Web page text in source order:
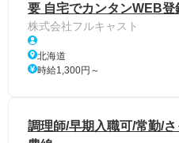
要 自宅でカンタンWEB登
株式会社フルキャスト
北海道
時給1,300円～
調理師/早期入職可/常勤/